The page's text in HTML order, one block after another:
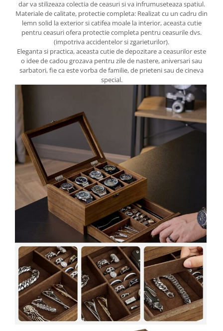
dar va stilizeaza colectia de ceasuri si va infrumuseteaza spatiul.
Materiale de calitate, protectie completa: Realizat cu un cadru din
lemn solid la exterior si catifea moale la interior, aceasta cutie
pentru ceasuri ofera protectie completa pentru ceasurile dvs.
(impotriva accidentelor si zgarieturilor).
Eleganta si practica, aceasta cutie de depozitare a ceasurilor este
o idee de cadou grozava pentru zile de nastere, aniversari sau
sarbatori, fie ca este vorba de familie, de prieteni sau de cineva
special.